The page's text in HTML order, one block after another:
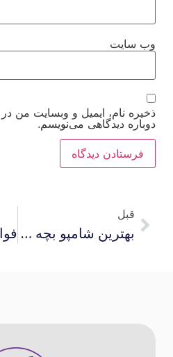
وب‌ سایت
ذخیره نام، ایمیل و وبسایت من
دوباره دیدگاهی می‌نویسم.
قبل
بهترین شامپو بچه بعد از کاشت مو